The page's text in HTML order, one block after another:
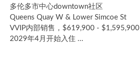
多伦多市中心downtown社区
Queens Quay W & Lower Simcoe St
VVIP内部销售，$619,900 - $1,595,900
2029年4月开始入住 ...